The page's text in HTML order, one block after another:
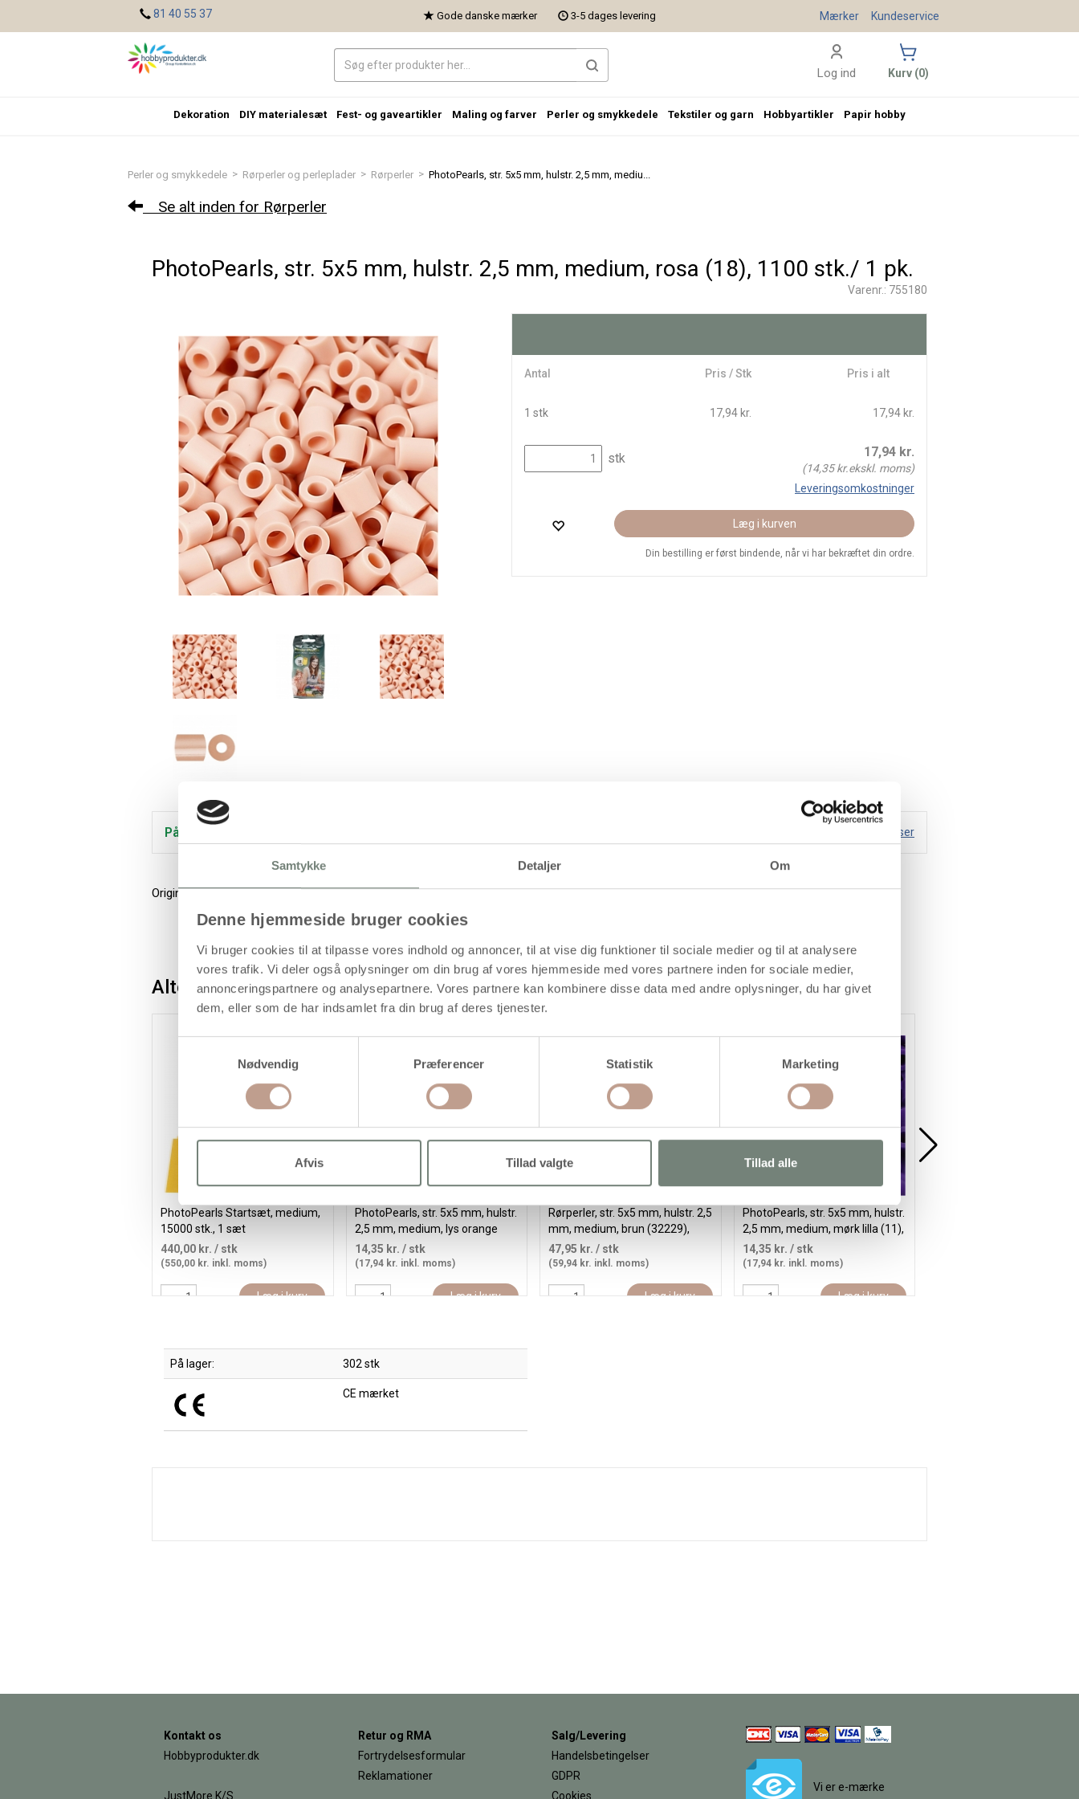
Samtykke Detaljer Om
Denne hjemmeside bruger cookies
Vi bruger cookies til at tilpasse vores indhold og annoncer, til at vise dig funktioner til sociale medier og til at analysere
vores trafik. Vi deler også oplysninger om din brug af vores hjemmeside med vores partnere inden for sociale medier,
annonceringspartnere og analysepartnere. Vores partnere kan kombinere disse data med andre oplysninger, du har givet
dem, eller som de har indsamlet fra din brug af deres tjenester.
Nødvendig
Præferencer Statistik Marketing
Afvis Tillad valgte Tillad alle
Perler og smykkedele > Rørperler og perleplader > Rørperler > PhotoPearls, str. 5x5 mm, hulstr. 2,5 mm, mediu...
Se alt inden for Rørperler
PhotoPearls, str. 5x5 mm, hulstr. 2,5 mm, medium, rosa (18), 1100 stk./ 1 pk.
Varenr.: 755180
Antal Pris / Stk Pris i alt
1 stk 17,94 kr. 17,94 kr.
stk 17,94kr.
(14,35kr.ekskl. moms)
Leveringsomkostninger
Læg i kurven
Din bestilling er først bindende, når vi har bekræftet din ordre.
På lager Handelsbetingelser
Originale PhotoPearls/rørperler fra Nabbi. Fremstil dine egne kunstværker ud fra digitale billeder
Alternativer
PhotoPearls Startsæt, medium,
15000 stk., 1 sæt
440,00 kr. / stk
(550,00 kr. inkl. moms)
Læg i kurv
PhotoPearls, str. 5x5 mm, hulstr.
2,5 mm, medium, lys orange
(26), 1100 stk./ 1 pk.
14,35 kr. / stk
(17,94 kr. inkl. moms)
Læg i kurv
Rørperler, str. 5x5 mm, hulstr. 2,5
mm, medium, brun (32229),
6000 stk./ 1 pk.
47,95 kr. / stk
(59,94 kr. inkl. moms)
Læg i kurv
PhotoPearls, str. 5x5 mm, hulstr.
2,5 mm, medium, mørk lilla (11),
1100 stk./ 1 pk.
14,35 kr. / stk
(17,94 kr. inkl. moms)
Læg i kurv
På lager: 302 stk
CE mærket
81 40 55 37 Gode danske mærker 3-5 dages levering Kundeservice
Mærker
Log ind Kurv (0)
Dekoration DIY materialesæt Fest- og gaveartikler Maling og farver Perler og smykkedele Tekstiler og garn Hobbyartikler Papir hobby
Kontakt os
Hobbyprodukter.dk
JustMore K/S
Retur og RMA
Fortrydelsesformular
Reklamationer
Salg/Levering
Handelsbetingelser
GDPR
Cookies
Vi er e-mærke